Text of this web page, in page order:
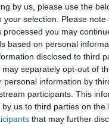
by us, please use the
your selection. Please
processed you may
based on personal
disclosed to third
separately opt-out of
personal information by
participants. This
us to third parties on the
that may further
κέρδη
Στα 524,4
Cenergy
45% στα
α΄
ευρώ